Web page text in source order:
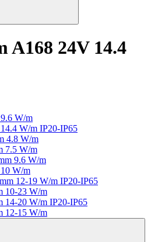
A168 24V 14.4
W/m
W/m IP20-IP65
4.8 W/m
7.5 W/m
9.6 W/m
W/m
12-19 W/m IP20-IP65
10-23 W/m
20 W/m IP20-IP65
12-15 W/m